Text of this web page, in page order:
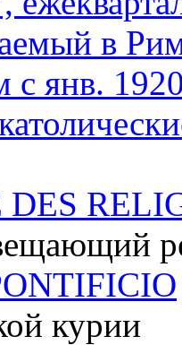
в
с янв.
курии